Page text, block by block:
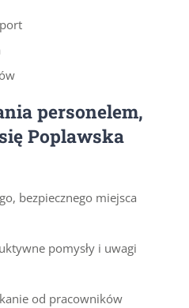
personelem,
Poplawska
bezpiecznego miejsca
pomysły i uwagi
od pracowników